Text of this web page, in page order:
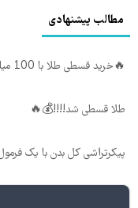
مطالب پیشنهادی
🔥خرید قسطی طلا با 100 میلیون تومان وام فوری🔥
طلا قسطی شد!!!!💰🔥
پیکرتراشی کل بدن با یک